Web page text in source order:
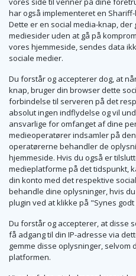
har også implementeret en
Dette er en social media-knap, der
mediesider uden at gå på
vores hjemmeside, sendes data
sociale medier.
Du forstår og accepterer dog, at
knap, bruger din browser dette
forbindelse til serveren på det
absolut ingen indflydelse og vil
ansvarlige for omfanget af dine
medieoperatører indsamler på
operatørerne behandler de
hjemmeside. Hvis du også er
medieplatforme på det tidspunkt,
din konto med det respektive
behandle dine oplysninger, hvis
plugin ved at klikke på "Synes
Du forstår og accepterer, at disse
få adgang til din IP-adresse via
gemme disse oplysninger,
platformen.